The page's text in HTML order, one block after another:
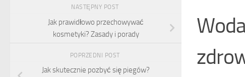
NASTĘPNY POST
Jak prawidłowo przechowywać
kosmetyki? Zasady i porady
POPRZEDNI POST
Jak skutecznie pozbyć się piegów?